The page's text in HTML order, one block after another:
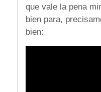
que vale la pena
bien para,
bien: